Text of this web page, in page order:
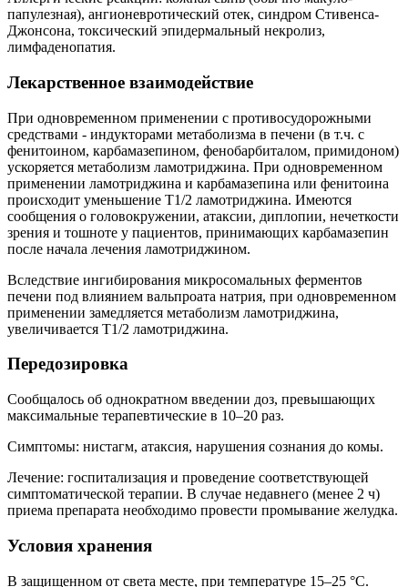
папулезная), ангионевротический отек, синдром Стивенса-
Джонсона, токсический эпидермальный некролиз,
лимфаденопатия.
Лекарственное взаимодействие
При одновременном применении с противосудорожными
средствами - индукторами метаболизма в печени (в т.ч. с
фенитоином, карбамазепином, фенобарбиталом, примидоном)
ускоряется метаболизм ламотриджина. При одновременном
применении ламотриджина и карбамазепина или фенитоина
происходит уменьшение T1/2 ламотриджина. Имеются
сообщения о головокружении, атаксии, диплопии, нечеткости
зрения и тошноте у пациентов, принимающих карбамазепин
после начала лечения ламотриджином.
Вследствие ингибирования микросомальных ферментов
печени под влиянием вальпроата натрия, при одновременном
применении замедляется метаболизм ламотриджина,
увеличивается T1/2 ламотриджина.
Передозировка
Сообщалось об однократном введении доз, превышающих
максимальные терапевтические в 10–20 раз.
Симптомы: нистагм, атаксия, нарушения сознания до комы.
Лечение: госпитализация и проведение соответствующей
симптоматической терапии. В случае недавнего (менее 2 ч)
приема препарата необходимо провести промывание желудка.
Условия хранения
В защищенном от света месте, при температуре 15–25 °C.